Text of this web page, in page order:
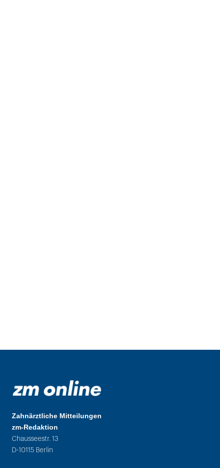
Zahnärztliche Mitteilungen
zm-Redaktion
Chausseestr. 13
D-10115 Berlin